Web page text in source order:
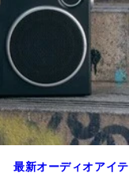
最新オーディオアイテ